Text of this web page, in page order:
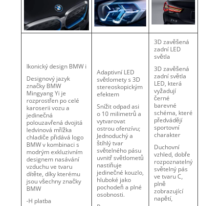
Ikonický design BMW i
Designový jazyk
značky BMW
Mingyang Yi je
rozprostřen po celé
karoserii vozu a
jedinečná
polouzavřená dvojitá
ledvinová mřížka
chladiče přidává logo
BMW v kombinaci s
modrým exkluzivním
designem nasávání
vzduchu ve tvaru
dítěte, díky kterému
jsou všechny značky
BMW
-H platba
Adaptivní LED
světlomety s 3D
stereoskopickým
efektem
Snížit odpad asi
o 10 milimetrů a
vytvarovat
ostrou ofenzívu;
Jednoduchý a
štíhlý tvar
světelného pásu
uvnitř světlometů
nastiňuje
jedinečné kouzlo,
hluboké jako
pochodeň a plné
osobnosti.
3D zavěšená
zadní LED
světla
3D zavěšená
zadní světla
LED, která
vyžadují
černé
barevné
schéma, které
předvádějí
sportovní
charakter
Duchovní
vzhled, dobře
rozpoznatelný
světelný pás
ve tvaru C,
plně
zobrazující
napětí,